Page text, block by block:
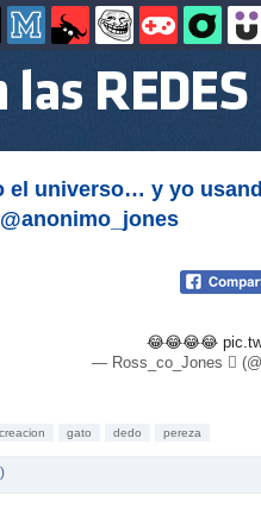
el universo… y yo
😂😂😂😂
— Ross_co_Jones 
creacion gato dedo pereza